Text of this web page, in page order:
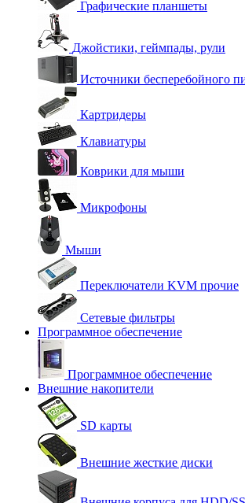
Графические планшеты
Джойстики, геймпады, рули
Источники бесперебойного
Картридеры
Клавиатуры
Коврики для мыши
Микрофоны
Мыши
Переключатели KVM прочие
Сетевые фильтры
Программное обеспечение
Программное обеспечение
Внешние накопители
SD карты
Внешние жесткие диски